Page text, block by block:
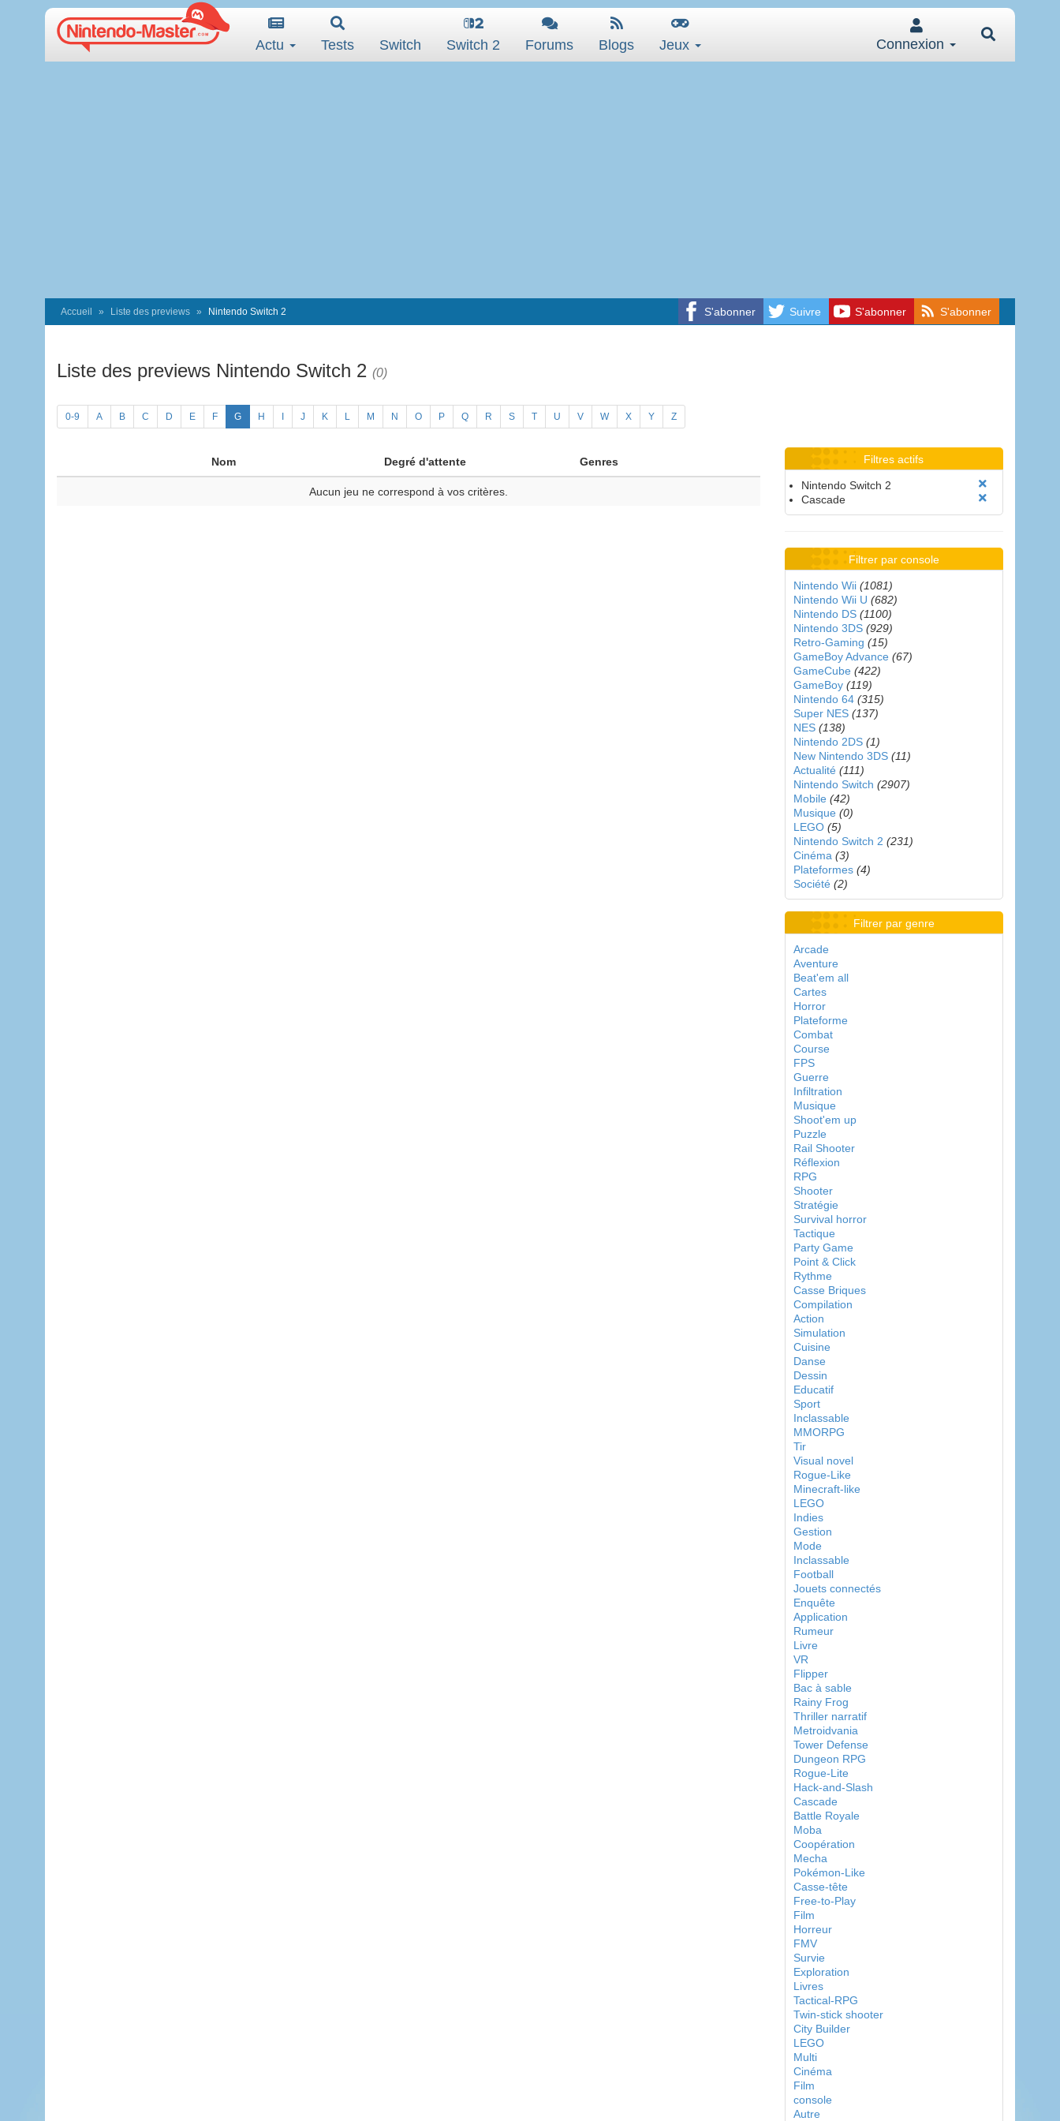
Actu Tests Switch Switch 2 Forums Blogs Jeux Connexion
S'abonner Suivre S'abonner S'abonner
Accueil Liste des previews Nintendo Switch 2
Liste des previews Nintendo Switch 2 (0)
0-9 A B C D E F G H J K L M N O P Q R S T U V W X Y Z
Nom Degré d'attente Genres
Aucun jeu ne correspond à vos critères.
Filtres actifs
Nintendo Switch 2
Cascade
Filtrer par console
Nintendo Wii (1081)
Nintendo Wii U (682)
Nintendo DS (1100)
Nintendo 3DS (929)
Retro-Gaming (15)
GameBoy Advance (67)
GameCube (422)
GameBoy (119)
Nintendo 64 (315)
Super NES (137)
NES (138)
Nintendo 2DS (1)
New Nintendo 3DS (11)
Actualité (111)
Nintendo Switch (2907)
Mobile (42)
Musique (0)
LEGO (5)
Nintendo Switch 2 (231)
Cinéma (3)
Plateformes (4)
Société (2)
Filtrer par genre
Arcade
Aventure
Beat'em all
Cartes
Horror
Plateforme
Combat
Course
FPS
Guerre
Infiltration
Musique
Shoot'em up
Puzzle
Rail Shooter
Réflexion
RPG
Shooter
Stratégie
Survival horror
Tactique
Party Game
Point & Click
Rythme
Casse Briques
Compilation
Action
Simulation
Cuisine
Danse
Dessin
Educatif
Sport
Inclassable
MMORPG
Tir
Visual novel
Rogue-Like
Minecraft-like
LEGO
Indies
Gestion
Mode
Inclassable
Football
Jouets connectés
Enquête
Application
Rumeur
Livre
VR
Flipper
Bac à sable
Rainy Frog
Thriller narratif
Metroidvania
Tower Defense
Dungeon RPG
Rogue-Lite
Hack-and-Slash
Cascade
Battle Royale
Moba
Coopération
Mecha
Pokémon-Like
Casse-tête
Free-to-Play
Film
Horreur
FMV
Survie
Exploration
Livres
Tactical-RPG
Twin-stick shooter
City Builder
LEGO
Multi
Cinéma
Film
console
Autre